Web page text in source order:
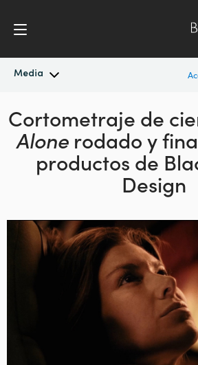
Media
Novedades
Archivo
Argentina
Australia
Austria
Canada
Cortometraje de
Alonerodado y
productos de
Design